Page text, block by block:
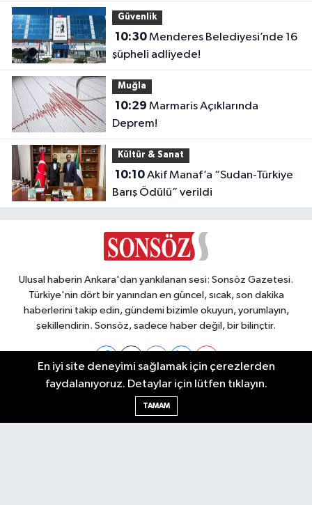
Güvenlik
10:30Menderes Belediyesi’nde 16
şüpheli adliyede!
Muğla
10:29
Deprem!
Kültür & Sanat
10:10Akif Manaf’a “Sudan-Türkiye
Barış Ödülü” verildi
Ulusal haberin Ankara'dan yankılanan sesi: Sonsöz Gazetesi.
Türkiye'nin dört bir yanından en güncel, sıcak, son dakika
haberlerini takip edin, gündemi bizimle okuyun, yorumlayın,
şekillendirin. Sonsöz, sadece haber değil, bir bilinçtir.
Ankara Nöbetçi Eczaneler
En iyi site deneyimi sağlamak için çerezlerden
faydalanıyoruz. Detaylar için lütfen tıklayın.
TAMAM